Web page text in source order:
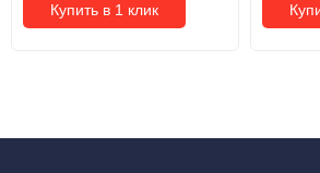
Купить в 1 клик